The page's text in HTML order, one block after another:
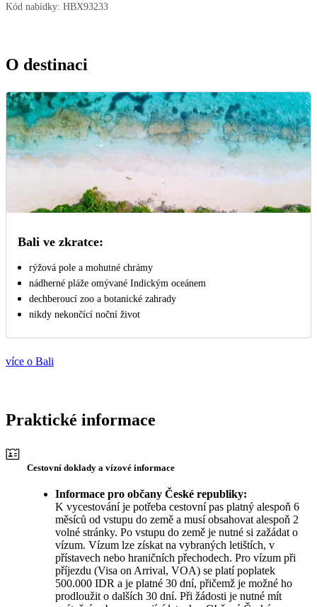
Kód nabídky: HBX93233
O destinaci
Bali ve zkratce:
rýžová pole a mohutné chrámy
nádherné pláže omývané Indickým oceánem
dechberoucí zoo a botanické zahrady
nikdy nekončící noční život
více o Bali
Praktické informace
Cestovní doklady a vízové informace
Informace pro občany České republiky:
K vycestování je potřeba cestovní pas platný alespoň 6
měsíců od vstupu do země a musí obsahovat alespoň 2
volné stránky. Po vstupu do země je nutné si zažádat o
vízum. Vízum lze získat na vybraných letištích, v
přístavech nebo hraničních přechodech. Pro vízum při
příjezdu (Visa on Arrival, VOA) se platí poplatek
500.000 IDR a je platné 30 dní, přičemž je možné ho
prodloužit o dalších 30 dní. Při žádosti je nutné mít